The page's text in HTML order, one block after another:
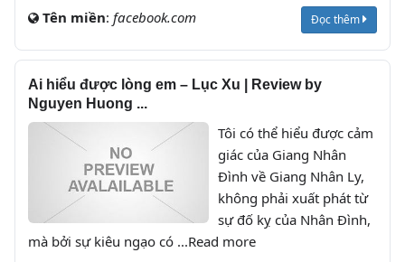
Tên miền: facebook.com Đọc thêm
Ai hiểu được lòng em – Lục Xu | Review by
Nguyen Huong ...
Tôi có thể hiểu được cảm
giác của Giang Nhân
Đình về Giang Nhân Ly,
không phải xuất phát từ
sự đố kỵ của Nhân Đình,
mà bởi sự kiêu ngạo có ...Read more